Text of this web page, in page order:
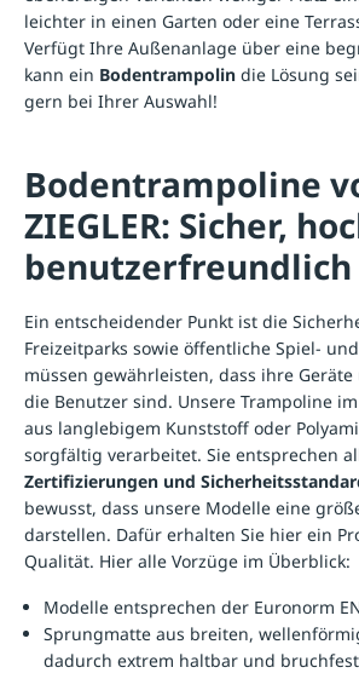
leichter in einen Garten oder eine
Verfügt Ihre Außenanlage über eine
kann ein Bodentrampolin die Lösung
gern bei Ihrer Auswahl!
Bodentrampoline
ZIEGLER: Sicher,
benutzerfreundlich
Ein entscheidender Punkt ist die
Freizeitparks sowie öffentliche Spiel-
müssen gewährleisten, dass ihre
die Benutzer sind. Unsere Trampoline
aus langlebigem Kunststoff oder
sorgfältig verarbeitet. Sie entsprechen
Zertifizierungen und
bewusst, dass unsere Modelle eine
darstellen. Dafür erhalten Sie hier ein
Qualität. Hier alle Vorzüge im Überblick:
Modelle entsprechen der Euronorm
Sprungmatte aus breiten,
dadurch extrem haltbar und bruchfest